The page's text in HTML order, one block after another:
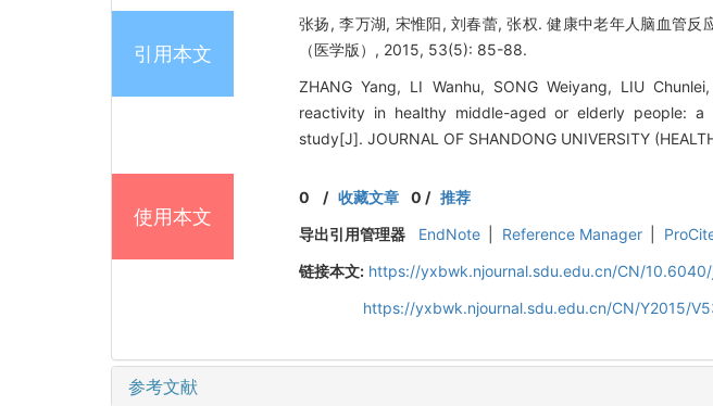
引用本文
张扬, 李万湖, 宋惟阳, 刘春蕾, 张权. 健康中老年人脑血管
（医学版）, 2015, 53(5): 85-88.
ZHANG Yang, LI Wanhu, SONG Weiyang, LIU
reactivity in healthy middle-aged or elderly people: a
study[J]. JOURNAL OF SHANDONG UNIVERSITY
使用本文
0 /收藏文章 0 / 推荐
导出引用管理器
EndNote Reference Manager
链接本文: https://yxbwk.njournal.sdu.edu.cn/CN/
https://yxbwk.njournal.sdu.edu.cn/CN/Y2015/
参考文献